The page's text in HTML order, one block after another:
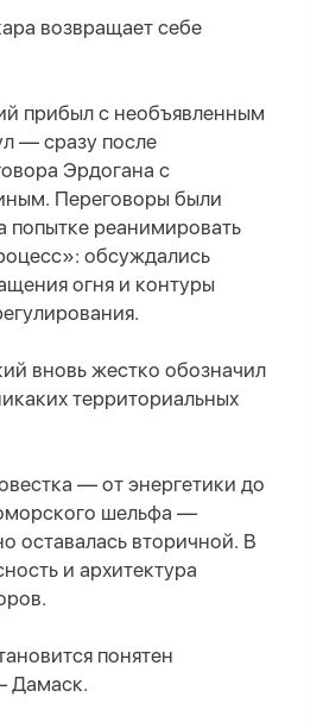
возвращает себе
прибыл с необъявленным
— сразу после
Эрдогана с
Переговоры были
попытке реанимировать
обсуждались
огня и контуры
вновь жестко обозначил
территориальных
— от энергетики до
шельфа —
оставалась вторичной. В
и архитектура
понятен
Дамаск.